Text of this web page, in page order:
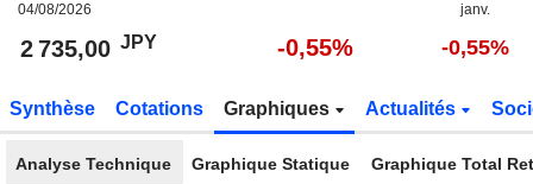
04/08/2026
janv.
2 735,00 JPY -0,55% -0,55%
Synthèse Cotations Graphiques Actualités
Analyse Technique Graphique Statique Graphique Total